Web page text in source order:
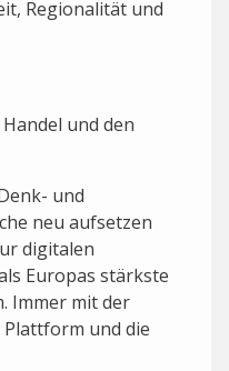
Regionalität und
und den
und
neu aufsetzen
digitalen
Europas stärkste
Immer mit der
Plattform und die